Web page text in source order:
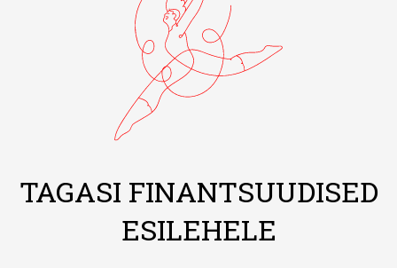
TAGASI FINANTSUUDISED
ESILEHELE